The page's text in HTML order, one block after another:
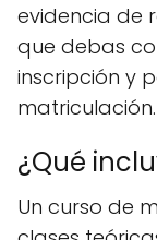
evidencia de
que debas
inscripción y
matriculación.
¿Qué
Un curso de